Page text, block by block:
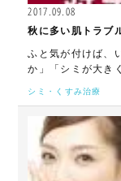
2017.09.08
秋に多い肌トラブ
ふと気が付けば、
か」「シミが大き
シミ・くすみ治療